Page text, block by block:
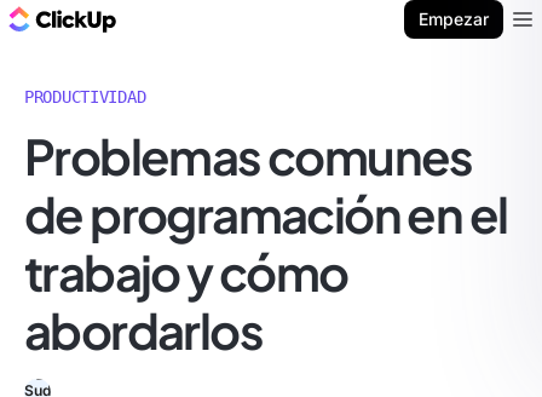
Empezar
PRODUCTIVIDAD
Problemas comunes
de programación en el
trabajo y cómo
abordarlos